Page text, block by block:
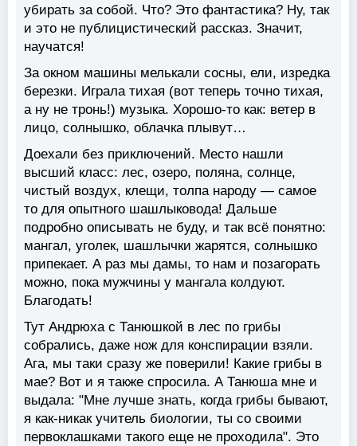
убирать за собой. Что? Это фантастика? Ну, так
и это не публицистический рассказ. Значит,
научатся!
За окном машины мелькали сосны, ели, изредка
березки. Играла тихая (вот теперь точно тихая,
а ну не тронь!) музыка. Хорошо-то как: ветер в
лицо, солнышко, облачка плывут…
Доехали без приключений. Место нашли
высший класс: лес, озеро, поляна, солнце,
чистый воздух, клещи, толпа народу — самое
то для опытного шашлыковода! Дальше
подробно описывать не буду, и так всё понятно:
мангал, уголек, шашлычки жарятся, солнышко
припекает. А раз мы дамы, то нам и позагорать
можно, пока мужчины у мангала колдуют.
Благодать!
Тут Андрюха с Танюшкой в лес по грибы
собрались, даже нож для конспирации взяли.
Ага, мы таки сразу же поверили! Какие грибы в
мае? Вот и я также спросила. А Танюша мне и
выдала: "Мне лучше знать, когда грибы бывают,
я как-никак учитель биологии, ты со своими
первоклашками такого еще не проходила". Это